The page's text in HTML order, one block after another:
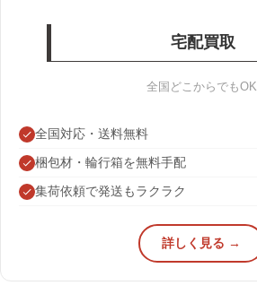
宅配買取
全国どこからでもOK
全国対応・送料無料
梱包材・輪行箱を無料手配
集荷依頼で発送もラクラク
詳しく見る →